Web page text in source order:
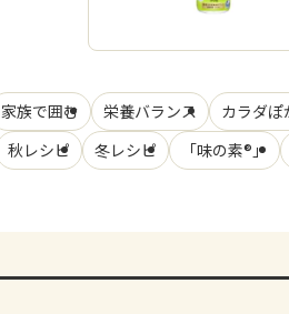
家族で囲む 栄養バランス カラダぽ
秋レシピ 冬レシピ 「味の素®」